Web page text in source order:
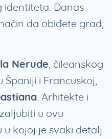
Danas
da obiđete grad,
Nerude, čileanskog
i Francuskoj,
. Arhitekte i
u ovu
u kojoj je svaki detalj